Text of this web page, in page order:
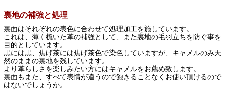
裏地の補強と処理
裏面はそれぞれの表色に合わせて処理加工を施しています。
これは、薄く梳いた革の補強として、また裏地の毛羽立ちを防ぐ事を
目的としています。
黒には黒、焦げ茶には焦げ茶色で染色していますが、キャメルのみ天
然のままの裏地を残しています。
より革らしさを楽しみたい方にはキャメルをお薦め致します。
裏面もまた、すべて表情が違うので飽きることなくお使い頂けるので
はないでしょうか。